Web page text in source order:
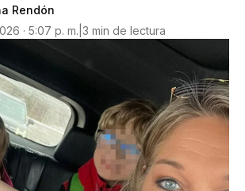
Rendón
· 5:07 p. m. 3 min de lectura